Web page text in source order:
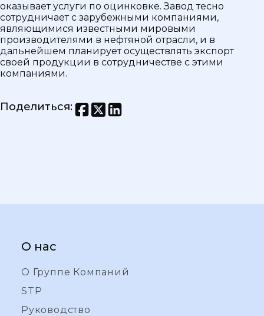
оказывает услуги по оцинковке. Завод тесно
сотрудничает с зарубежными компаниями,
являющимися известными мировыми
производителями в нефтяной отрасли, и в
дальнейшем планирует осуществлять экспорт
своей продукции в сотрудничестве с этими
компаниями.
Поделиться:
О нас
О Группе Компаний
STP
Руководство